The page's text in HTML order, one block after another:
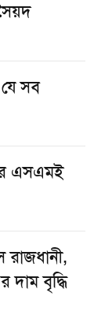
সব
এসএমই
রাজধানী,
বৃদ্ধি